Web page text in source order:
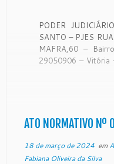
PODER
SANTO – PJES
MAFRA,60 –
29050906 –
ATO NORMATIVO
18 de março de 2024em
Fabiana Oliveira da Silva